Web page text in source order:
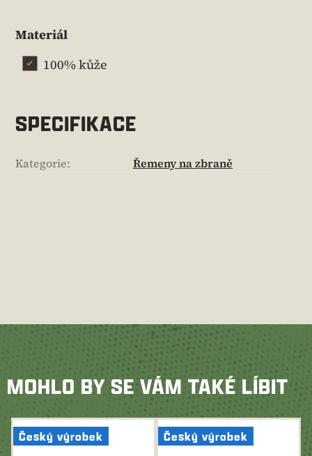
Materiál
100% kůže
SPECIFIKACE
Kategorie: Řemeny na zbraně
MOHLO BY SE VÁM TAKÉ LÍBIT
Český výrobek Český výrobek